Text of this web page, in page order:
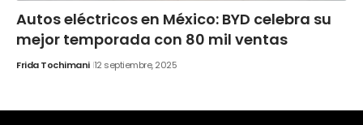
Autos eléctricos en México: BYD celebra su
mejor temporada con 80 mil ventas
Frida Tochimani 12 septiembre, 2025